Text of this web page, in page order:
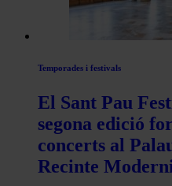
Temporades i festivals
El Sant Pau
segona edició
concerts al
Recinte